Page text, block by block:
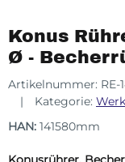
Konus
Ø -
Artikelnummer: RE-
Kategorie:
HAN: 141580mm